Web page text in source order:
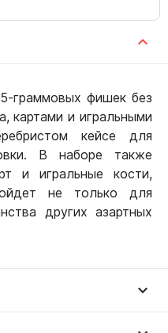
граммовых фишек без
картами и игральными
кейсе для
В наборе также
и игральные кости,
не только для
других азартных